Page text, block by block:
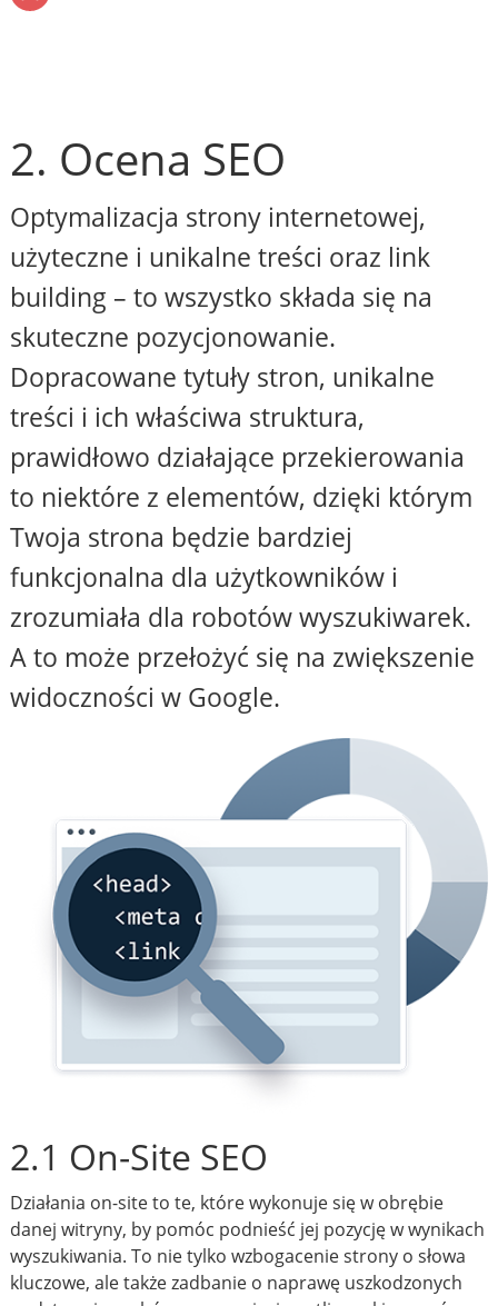
2. Ocena SEO
Optymalizacja strony internetowej,
użyteczne i unikalne treści oraz link
building – to wszystko składa się na
skuteczne pozycjonowanie.
Dopracowane tytuły stron, unikalne
treści i ich właściwa struktura,
prawidłowo działające przekierowania
to niektóre z elementów, dzięki którym
Twoja strona będzie bardziej
funkcjonalna dla użytkowników i
zrozumiała dla robotów wyszukiwarek.
A to może przełożyć się na zwiększenie
widoczności w Google.
2.1 On-Site SEO
Działania on-site to te, które wykonuje się w obrębie
danej witryny, by pomóc podnieść jej pozycję w wynikach
wyszukiwania. To nie tylko wzbogacenie strony o słowa
kluczowe, ale także zadbanie o naprawę uszkodzonych